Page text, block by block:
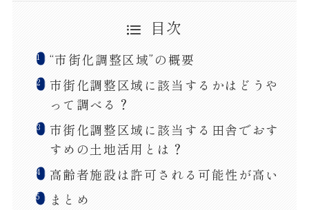
目次
“市街化調整区域”の概要
市街化調整区域に該当するかはどうや
って調べる？
市街化調整区域に該当する田舎でおす
すめの土地活用とは？
高齢者施設は許可される可能性が高い
まとめ